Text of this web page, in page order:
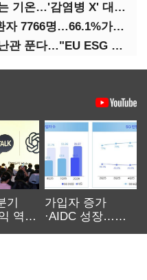
짧아진 팬데믹 주기, 치솟는 기온…'감염병 X' 대비해야
지난해 응급실 찾은 중독환자 7766명…66.1%가 '의도적 중독'
중부발전, 중기 해외진출 난관 푼다…"EU ESG 실사 공동 대응"
기
역대
가입자 증가
·AIDC 성장…